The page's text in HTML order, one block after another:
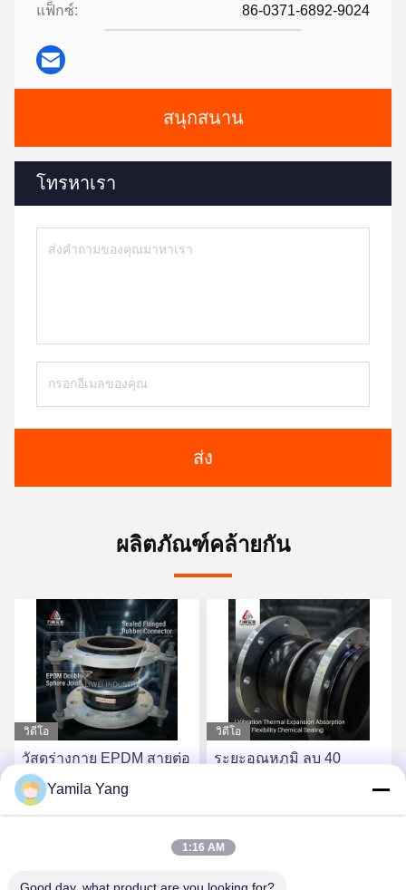
แฟ็กซ์: 86-0371-6892-9024
สนุกสนาน
โทรหาเรา
ส่ง
ผลิตภัณฑ์คล้ายกัน
วิดีโอ
วัสดุร่างกาย EPDM สายต่อ
ยางยืดหยุ่นกลมสองแบบ
ออกแบบด้วยปลายขอบที่ให้
ความยืดหยุ่นในระบบขนส่ง
หา ราคา ที่ ดี ที่สุด
วิดีโอ
ระยะอุณหภูมิ ลบ 40
ยาว OEM การสนับสนุน
Yamila Yang
1:16 AM